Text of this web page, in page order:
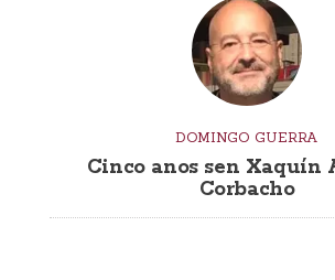
DOMINGO GUERRA
Cinco anos sen Xaquín
Corbacho